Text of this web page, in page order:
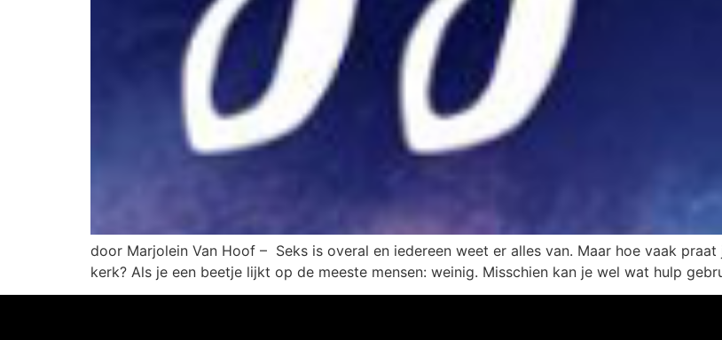
door Marjolein Van Hoof – Seks is overal en iedereen weet er alles van. Maar hoe vaak
kerk? Als je een beetje lijkt op de meeste mensen: weinig. Misschien kan je wel wat hulp